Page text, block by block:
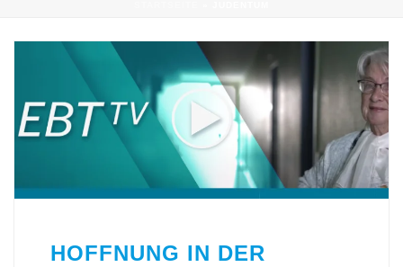
HOFFNUNG IN DER